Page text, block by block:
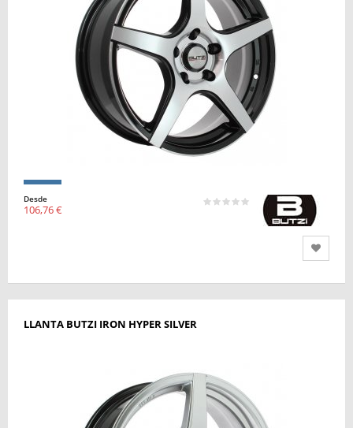
Desde
106,76 €
LLANTA BUTZI IRON HYPER SILVER